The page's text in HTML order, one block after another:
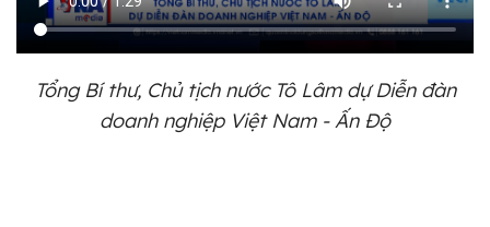
Tổng Bí thư, Chủ tịch nước Tô Lâm dự Diễn đàn
doanh nghiệp Việt Nam - Ấn Độ